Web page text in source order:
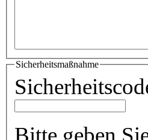
Sicherheitsmaßnahme
Bitte geben